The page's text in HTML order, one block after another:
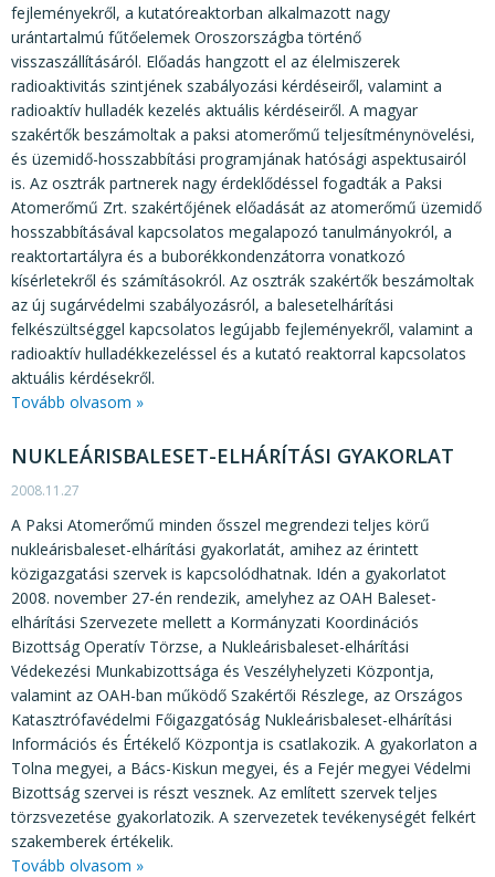
fejleményekről, a kutatóreaktorban alkalmazott nagy
urántartalmú fűtőelemek Oroszországba történő
visszaszállításáról. Előadás hangzott el az élelmiszerek
radioaktivitás szintjének szabályozási kérdéseiről, valamint a
radioaktív hulladék kezelés aktuális kérdéseiről. A magyar
szakértők beszámoltak a paksi atomerőmű teljesítménynövelési,
és üzemidő-hosszabbítási programjának hatósági aspektusairól
is. Az osztrák partnerek nagy érdeklődéssel fogadták a Paksi
Atomerőmű Zrt. szakértőjének előadását az atomerőmű üzemidő
hosszabbításával kapcsolatos megalapozó tanulmányokról, a
reaktortartályra és a buborékkondenzátorra vonatkozó
kísérletekről és számításokról. Az osztrák szakértők beszámoltak
az új sugárvédelmi szabályozásról, a balesetelhárítási
felkészültséggel kapcsolatos legújabb fejleményekről, valamint a
radioaktív hulladékkezeléssel és a kutató reaktorral kapcsolatos
aktuális kérdésekről.
Tovább olvasom »
NUKLEÁRISBALESET-ELHÁRÍTÁSI GYAKORLAT
2008.11.27
A Paksi Atomerőmű minden ősszel megrendezi teljes körű
nukleárisbaleset-elhárítási gyakorlatát, amihez az érintett
közigazgatási szervek is kapcsolódhatnak. Idén a gyakorlatot
2008. november 27-én rendezik, amelyhez az OAH Baleset-
elhárítási Szervezete mellett a Kormányzati Koordinációs
Bizottság Operatív Törzse, a Nukleárisbaleset-elhárítási
Védekezési Munkabizottsága és Veszélyhelyzeti Központja,
valamint az OAH-ban működő Szakértői Részlege, az Országos
Katasztrófavédelmi Főigazgatóság Nukleárisbaleset-elhárítási
Információs és Értékelő Központja is csatlakozik. A gyakorlaton a
Tolna megyei, a Bács-Kiskun megyei, és a Fejér megyei Védelmi
Bizottság szervei is részt vesznek. Az említett szervek teljes
törzsvezetése gyakorlatozik. A szervezetek tevékenységét felkért
szakemberek értékelik.
Tovább olvasom »